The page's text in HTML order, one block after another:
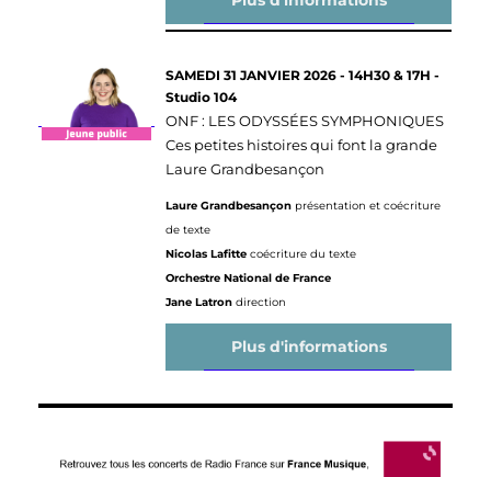
SAMEDI 31 JANVIER 2026 - 14H30 & 17H -
Studio 104
ONF : LES ODYSSÉES SYMPHONIQUES
Ces petites histoires qui font la grande
Laure Grandbesançon
Laure Grandbesançon présentation et coécriture
de texte
Nicolas Lafittecoécriture du texte
Orchestre National de France
Jane Latrondirection
Plus d'informations